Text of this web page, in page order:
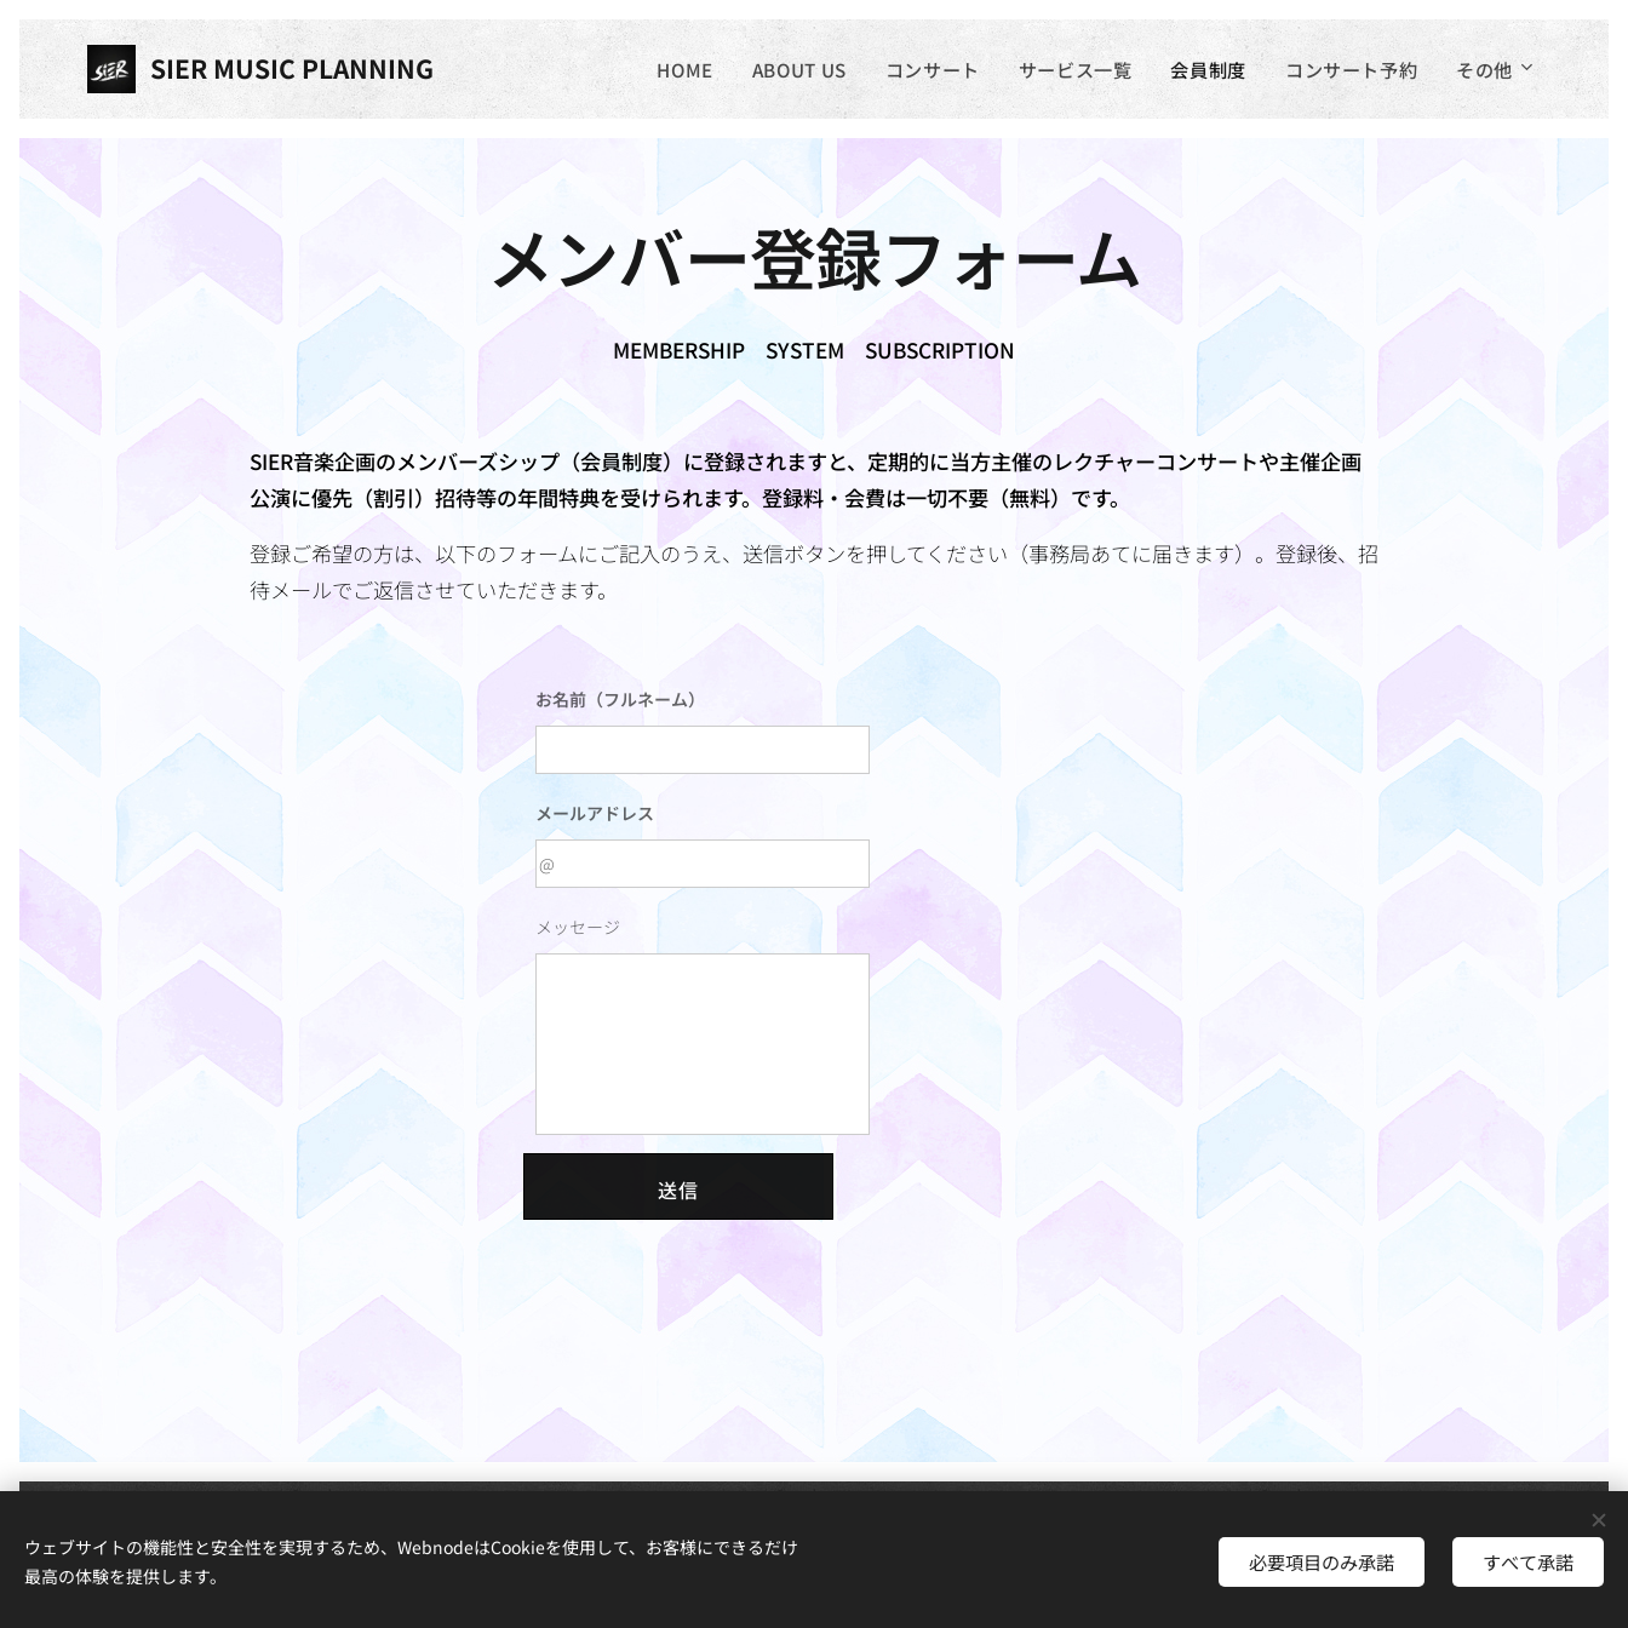
SIER MUSIC PLANNING HOME ABOUT US コンサート サービス一覧 会員制度 コンサート予約 その他
メンバー登録フォーム
MEMBERSHIP SYSTEM SUBSCRIPTION
SIER音楽企画のメンバーズシップ（会員制度）に登録されますと、定期的に当方主催のレクチャーコンサートや主催企画
公演に優先（割引）招待等の年間特典を受けられます。登録料・会費は一切不要（無料）です。
登録ご希望の方は、以下のフォームにご記入のうえ、送信ボタンを押してください（事務局あてに届きます）。登録後、招
待メールでご返信させていただきます。
お名前（フルネーム）
メールアドレス
メッセージ
送信
Copyright. All Rights Reserved since 2022
Powered byWebnode Cookie
ウェブサイトの機能性と安全性を実現するため、WebnodeはCookieを使用して、お客様にできるだけ
最高の体験を提供します。
必要項目のみ承諾 すべて承諾